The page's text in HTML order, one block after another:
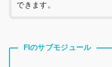
できます。
FIのサブモジュール